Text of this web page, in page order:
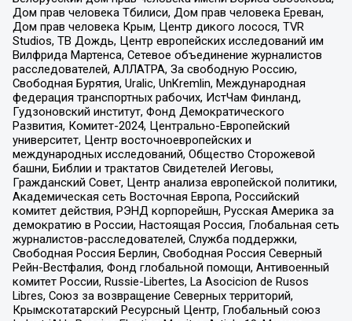
Дом прав человека Тбилиси, Дом прав человека Ереван,
Дом прав человека Крым, Центр дикого лосося, TVR
Studios, ТВ Дождь, Центр европейских исследований им
Вилфрида Мартенса, Сетевое объединение журналистов
расследователей, АЛЛАТРА, За свободную Россию,
Свободная Бурятия, Uralic, UnKremlin, Международная
федерация транспортных рабочих, ИстЧам Финланд,
Гудзоновский институт, Фонд Демократического
Развития, Комитет-2024, Центрально-Европейский
университет, Центр восточноевропейских и
международных исследований, Общество Сторожевой
башни, Библии и трактатов Свидетелей Иеговы,
Гражданский Совет, Центр анализа европейской политики,
Академическая сеть Восточная Европа, Российский
комитет действия, РЭНД корпорейшн, Русская Америка за
демократию в России, Настоящая Россия, Глобальная сеть
журналистов-расследователей, Служба поддержки,
Свободная Россия Берлин, Свободная Россия Северный
Рейн-Вестфалия, Фонд глобальной помощи, Антивоенный
комитет России, Russie-Libertes, La Asocicion de Rusos
Libres, Союз за возвращение Северных территорий,
Крымскотатарский Ресурсный Центр, Глобальный союз